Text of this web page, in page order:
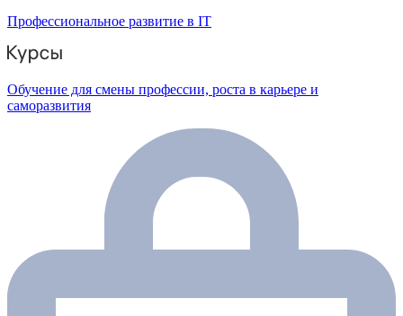
Профессиональное развитие в IT
Обучение для смены профессии, роста в карьере и
саморазвития